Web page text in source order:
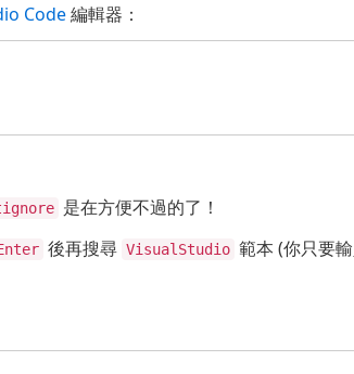
Code編輯器：
是在方便不過的了！
後再搜尋 VisualStudio 範本 (你只要